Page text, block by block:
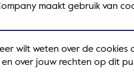
maakt gebruik van
wilt weten over de cookies
over jouw rechten op dit
richting de
je het door hebt. Weten